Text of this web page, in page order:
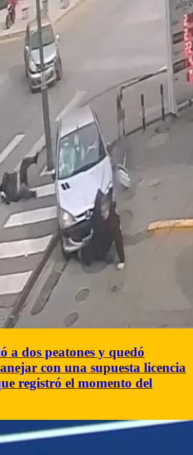
a dos peatones y quedó
con una supuesta licencia
registró el momento del